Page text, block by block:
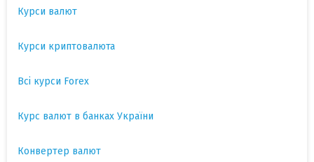
Курси валют
Курси криптовалюта
Всі курси Forex
Курс валют в банках України
Конвертер валют